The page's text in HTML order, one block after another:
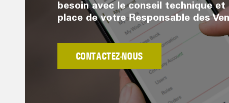
besoin avec le conseil technique
place de votre Responsable des
CONTACTEZ-NOUS